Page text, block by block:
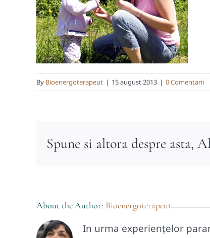
By Bioenergoterapeut | 15 august 2013 | 0 Comentarii
Spune si altora despre asta,
About the Author: Bioenergoterapeut
In urma experiențelor